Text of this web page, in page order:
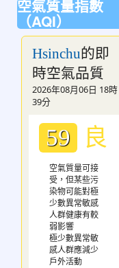
空氣質量指數
（AQI）
Hsinchu的即
時空氣品質
2026年08月06日 18時
39分
59 良
空氣質量可接
受，但某些污
染物可能對極
少數異常敏感
人群健康有較
弱影響
極少數異常敏
感人群應減少
戶外活動